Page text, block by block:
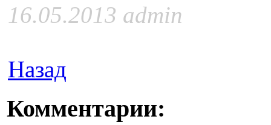
16.05.2013 admin
Назад
Комментарии: